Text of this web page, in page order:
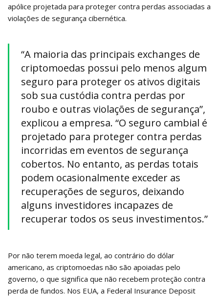
apólice projetada para proteger contra perdas associadas a
violações de segurança cibernética.
“A maioria das principais exchanges de
criptomoedas possui pelo menos algum
seguro para proteger os ativos digitais
sob sua custódia contra perdas por
roubo e outras violações de segurança”,
explicou a empresa. “O seguro cambial é
projetado para proteger contra perdas
incorridas em eventos de segurança
cobertos. No entanto, as perdas totais
podem ocasionalmente exceder as
recuperações de seguros, deixando
alguns investidores incapazes de
recuperar todos os seus investimentos.”
Por não terem moeda legal, ao contrário do dólar
americano, as criptomoedas não são apoiadas pelo
governo, o que significa que não recebem proteção contra
perda de fundos. Nos EUA, a Federal Insurance Deposit